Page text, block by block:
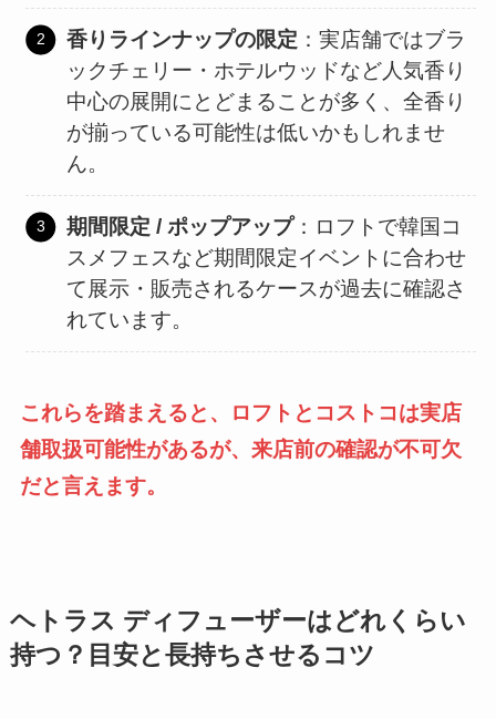
香りラインナップの限定 ：実店舗ではブラ
ックチェリー・ホテルウッドなど人気香り
中心の展開にとどまることが多く、全香り
が揃っている可能性は低いかもしれませ
ん。
期間限定 / ポップアップ：ロフトで韓国コ
スメフェスなど期間限定イベントに合わせ
て展示・販売されるケースが過去に確認さ
れています。
これらを踏まえると、ロフトとコストコは実店
舗取扱可能性があるが、来店前の確認が不可欠
だと言えます。
ヘトラス ディフューザーはどれくらい
持つ？目安と長持ちさせるコツ